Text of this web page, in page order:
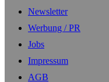
Newsletter
Werbung / PR
Jobs
Impressum
AGB